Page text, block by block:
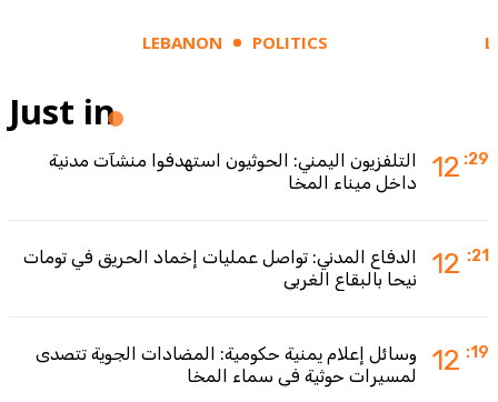
LEBANON POLITICS
Just in
12 :29
التلفزيون اليمني: الحوثيون استهدفوا منشآت مدنية
داخل ميناء المخا
12 :21
الدفاع المدني: تواصل عمليات إخماد الحريق في تومات
نيحا بالبقاع الغربي
12 :19
وسائل إعلام يمنية حكومية: المضادات الجوية تتصدى
لمسيرات حوثية في سماء المخا